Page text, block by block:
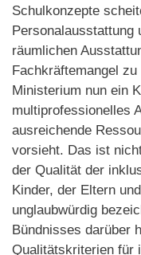
Schulkonzepte
Personalausstattung
räumlichen
Fachkräftemangel
Ministerium nun ein
multiprofessionelles
ausreichende
vorsieht. Das ist
der Qualität der
Kinder, der Eltern
unglaubwürdig
Bündnisses darüber
Qualitätskriterien für